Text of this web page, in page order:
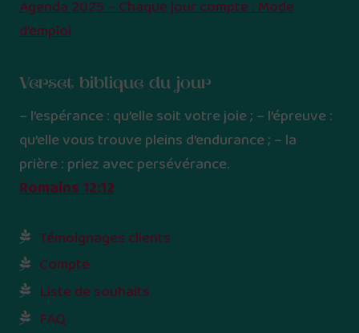
Agenda 2025 – Chaque jour compte : Mode
d’emploi
Verset biblique du jour
– l’espérance : qu’elle soit votre joie ; – l’épreuve :
qu’elle vous trouve pleins d’endurance ; – la
prière : priez avec persévérance.
Romains 12:12
Témoignages clients
Compte
Liste de souhaits
FAQ